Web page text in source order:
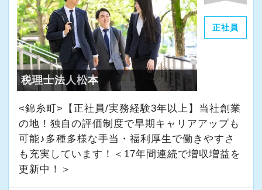
意欲次第で、それらのプロジェクトを仕切る
「プロジェクトリーダー」に就けます。
また、役職では「課長」などへの昇給チャンス
を用意しており、課長になると2～4名のメンバ
ーをマネジメントしながら案件を差配できま
す。
【経験を活かしながら資格取得も可能！】
税理士や会計士などの資格取得を全力でフォロ
ーしています。
など、できることからスタートします。
現在も未経験から入社したスタッフが活躍して
おり、
分からないことはすぐに聞ける環境です。
【いろんな業界を一緒に見ませんか？】
クライアントは、起業したばかりの会社やベン
チャー企業が中心です。
IT、EC、サービス業など、
正社員
税理士法人松本
<錦糸町>【正社員/実務経験3年以上】当社創業
の地！独自の評価制度で早期キャリアアップも
可能♪多種多様な手当・福利厚生で働きやすさ
も充実しています！＜17年間連続で増収増益を
更新中！＞